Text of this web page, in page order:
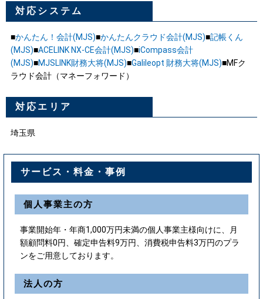
対応システム
■かんたん！会計(MJS)■かんたんクラウド会計(MJS)■記帳くん
(MJS)■ACELINK NX-CE会計(MJS)■iCompass会計
(MJS)■MJSLINK財務大将(MJS)■Galileopt 財務大将(MJS)■MFク
ラウド会計（マネーフォワード）
対応エリア
埼玉県
サービス・料金・事例
個人事業主の方
事業開始年・年商1,000万円未満の個人事業主様向けに、月
額顧問料0円、確定申告料9万円、消費税申告料3万円のプラ
ンをご用意しております。
法人の方